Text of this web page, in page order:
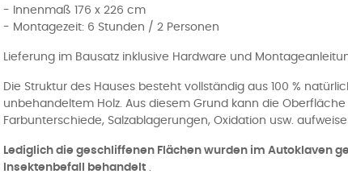
- Innenmaß 176 x 226 cm
- Montagezeit: 6 Stunden / 2 Personen
Lieferung im Bausatz inklusive Hardware und
Die Struktur des Hauses besteht vollständig aus 100 %
unbehandeltem Holz. Aus diesem Grund kann die Oberfläche
Farbunterschiede, Salzablagerungen, Oxidation usw.
Lediglich die geschliffenen Flächen wurden im Autoklaven
Insektenbefall behandelt .